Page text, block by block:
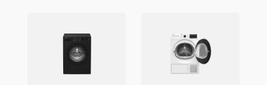
Сбои в работе таймера Подробнее →